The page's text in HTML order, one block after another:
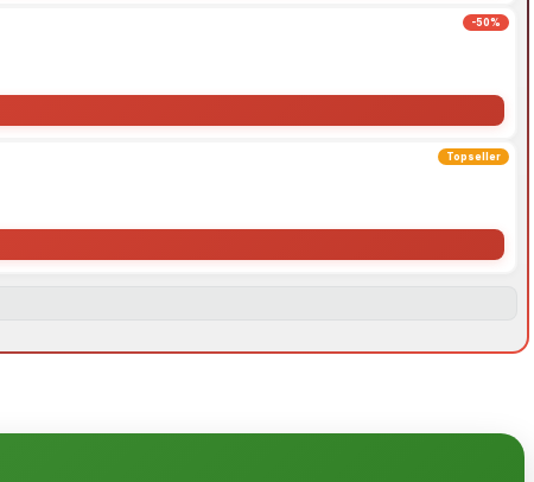
-50%
Topseller